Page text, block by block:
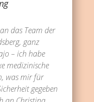
das Team der
ganz
– ich habe
medizinische
was mir für
gegeben